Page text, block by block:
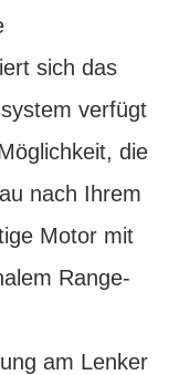
sich das
verfügt
die
nach Ihrem
Motor mit
Range-
am Lenker